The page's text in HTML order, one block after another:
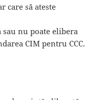
care să ateste
nu poate elibera
CIM pentru CCC.